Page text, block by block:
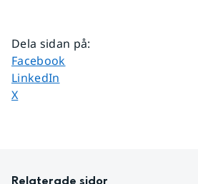
Dela sidan på:
Dela sidan på
Facebook
Dela sidan på
LinkedIn
Dela sidan på
X